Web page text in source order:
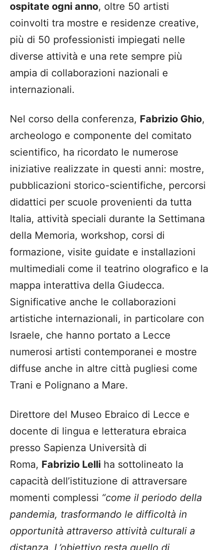
ospitate ogni anno, oltre 50 artisti
coinvolti tra mostre e residenze creative,
più di 50 professionisti impiegati nelle
diverse attività e una rete sempre più
ampia di collaborazioni nazionali e
internazionali.
Nel corso della conferenza, Fabrizio Ghio,
archeologo e componente del comitato
scientifico, ha ricordato le numerose
iniziative realizzate in questi anni: mostre,
pubblicazioni storico-scientifiche, percorsi
didattici per scuole provenienti da tutta
Italia, attività speciali durante la Settimana
della Memoria, workshop, corsi di
formazione, visite guidate e installazioni
multimediali come il teatrino olografico e la
mappa interattiva della Giudecca.
Significative anche le collaborazioni
artistiche internazionali, in particolare con
Israele, che hanno portato a Lecce
numerosi artisti contemporanei e mostre
diffuse anche in altre città pugliesi come
Trani e Polignano a Mare.
Direttore del Museo Ebraico di Lecce e
docente di lingua e letteratura ebraica
presso Sapienza Università di
Roma, Fabrizio Lelli ha sottolineato la
capacità dell’istituzione di attraversare
momenti complessi “come il periodo della
pandemia, trasformando le difficoltà in
opportunità attraverso attività culturali a
distanza. L’obiettivo resta quello di